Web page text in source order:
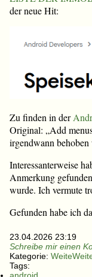
der neue Hit:
Zu finden in der
Original: „Add
irgendwann
Interessanterweise
Anmerkung
wurde. Ich vermute
Gefunden habe ich
23.04.2026 23:19
Schreibe mir einen
Kategorie:
Tags:
android